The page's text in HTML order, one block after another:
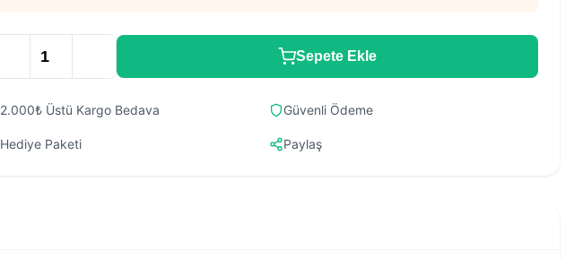
Sepete Ekle
2.000₺ Üstü Kargo Bedava Güvenli Ödeme
Hediye Paketi Paylaş